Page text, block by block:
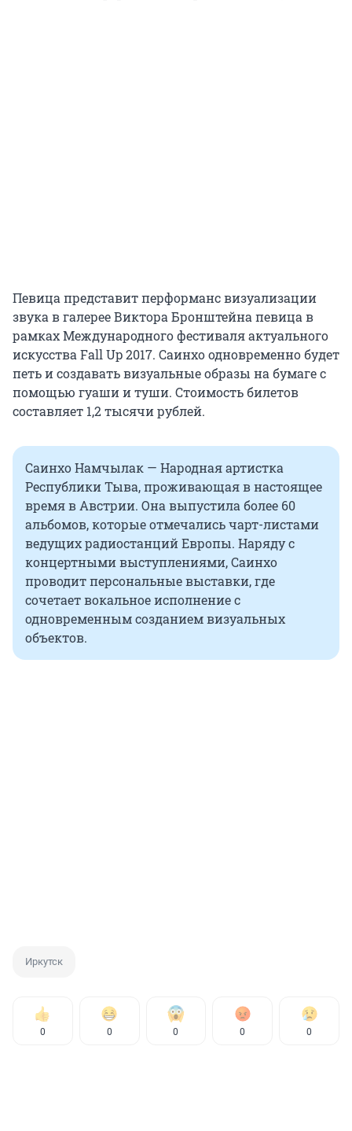
Певица представит перформанс визуализации
звука в галерее Виктора Бронштейна певица в
рамках Международного фестиваля актуального
искусства Fall Up 2017. Саинхо одновременно будет
петь и создавать визуальные образы на бумаге с
помощью гуаши и туши. Стоимость билетов
составляет 1,2 тысячи рублей.
Саинхо Намчылак — Народная артистка
Республики Тыва, проживающая в настоящее
время в Австрии. Она выпустила более 60
альбомов, которые отмечались чарт-листами
ведущих радиостанций Европы. Наряду с
концертными выступлениями, Саинхо
проводит персональные выставки, где
сочетает вокальное исполнение с
одновременным созданием визуальных
объектов.
Иркутск
0 0 0 0 0